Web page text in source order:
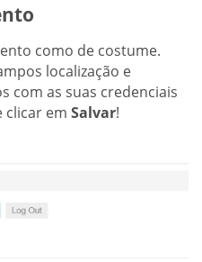
como de costume.
localização e
com as suas credenciais
clicar em Salvar!